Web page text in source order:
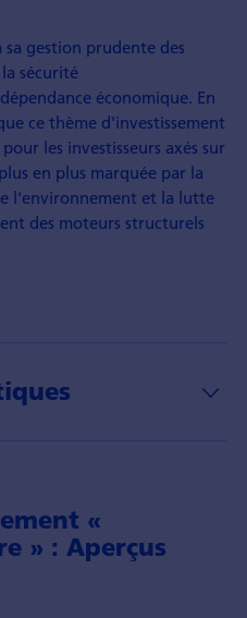
gestion prudente des
sécurité
économique. En
ce thème d'investissement
les investisseurs axés sur
en plus marquée par la
l'environnement et la lutte
des moteurs structurels
«
» : Aperçus